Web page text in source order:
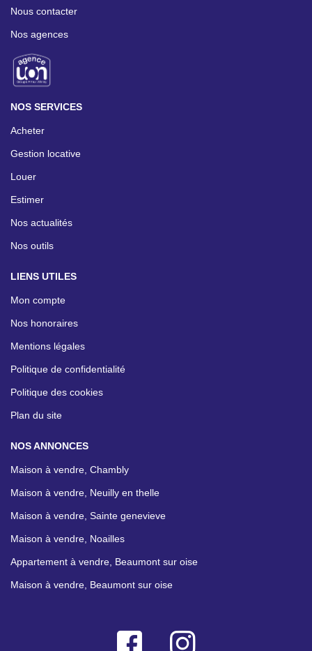
Nous contacter
Nos agences
NOS SERVICES
Acheter
Gestion locative
Louer
Estimer
Nos actualités
Nos outils
LIENS UTILES
Mon compte
Nos honoraires
Mentions légales
Politique de confidentialité
Politique des cookies
Plan du site
NOS ANNONCES
Maison à vendre, Chambly
Maison à vendre, Neuilly en thelle
Maison à vendre, Sainte genevieve
Maison à vendre, Noailles
Appartement à vendre, Beaumont sur oise
Maison à vendre, Beaumont sur oise